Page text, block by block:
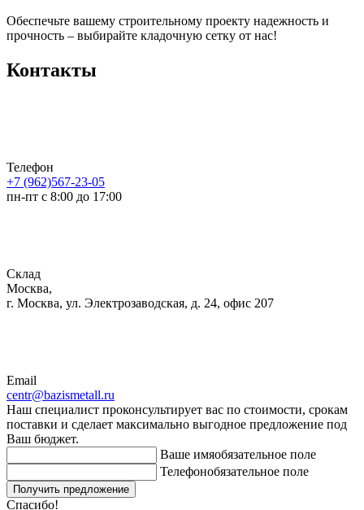
Обеспечьте вашему строительному проекту надежность и
прочность – выбирайте кладочную сетку от нас!
Контакты
Телефон
+7 (962)567-23-05
пн-пт с 8:00 до 17:00
Склад
Москва,
г. Москва, ул. Электрозаводская, д. 24, офис 207
Email
centr@bazismetall.ru
Наш специалист проконсультирует вас по стоимости, срокам
поставки и сделает максимально выгодное предложение под
Ваш бюджет.
Ваше имяобязательное поле
Телефонобязательное поле
Получить предложение
Спасибо!